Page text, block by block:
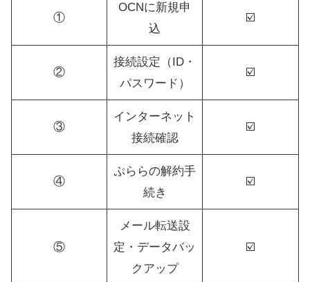
①
OCNに新規申
込
☑️
②
接続設定（ID・
パスワード）
☑️
③
インターネット
接続確認
☑️
④
ぷららの解約手
続き
☑️
⑤
メール転送設
定・データバッ
クアップ
☑️